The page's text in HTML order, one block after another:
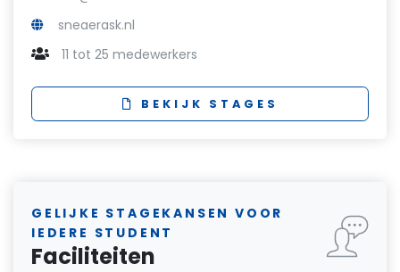
sneaerask.nl
11 tot 25 medewerkers
BEKIJK STAGES
GELIJKE STAGEKANSEN VOOR
IEDERE STUDENT
Faciliteiten